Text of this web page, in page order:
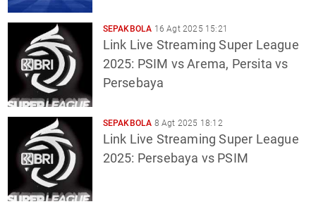
SEPAKBOLA 16 Agt 2025 15:21
Link Live Streaming Super League
2025: PSIM vs Arema, Persita vs
Persebaya
SEPAKBOLA 8 Agt 2025 18:12
Link Live Streaming Super League
2025: Persebaya vs PSIM